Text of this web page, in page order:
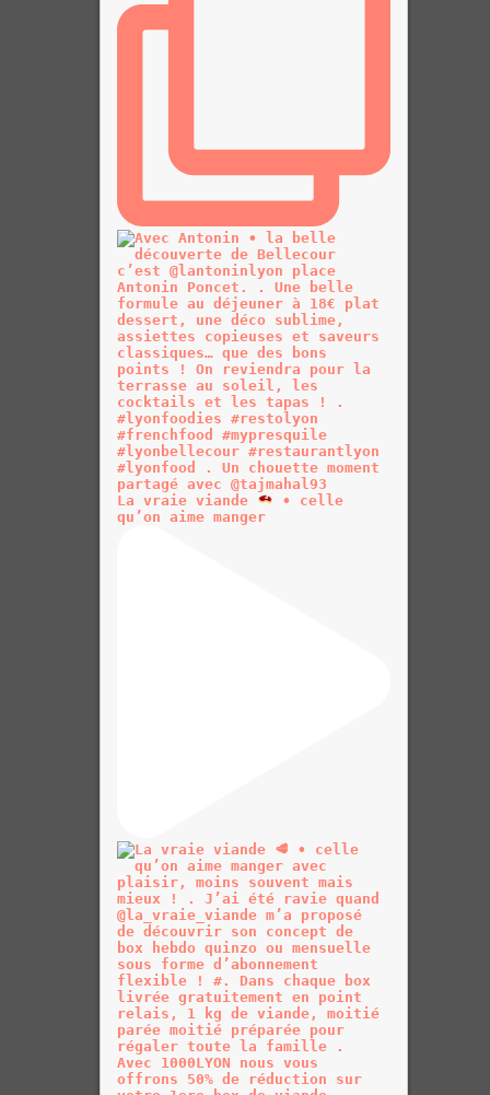
La vraie viande
• celle
qu’on aime manger